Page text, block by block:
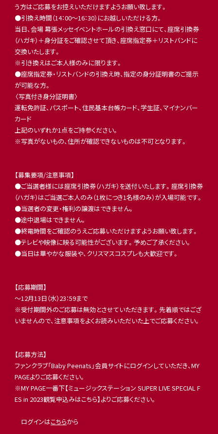
う方はご応募をお控えいただけますようお願い致します。
●引換え時間（14：00～16：30）にお越しいただける方。
当日、会場 幕張メッセイベントホールの引換え窓口にて、座席引換券
（ハガキ）＋身分証をご確認させて頂き、座席指定券＋リストバンドに
交換いたします。
※引き換えはご本人様のみに限ります。
●座席指定券・リストバンドの引換え時、指定の身分証明書のご提示
が可能な方。
〈写真付き身分証明書〉
運転免許証、パスポート、住民基本台帳カード、学生証、マイナンバー
カード
上記のいずれか1点をご持参ください。
※写真がないもの、住所が確認できないものは不可となります。
【募集要項/注意事項】
●ご当選者様には座席引換券（ハガキ）を送付いたします。座席引換券
（ハガキ）はご当選ご本人のみ（1枚につき1名様のみ）が入場可能です。
●当選者の変更・権利の譲渡はできません。
●途中退場はできません。
●終電時間をご確認のうえご応募いただけますようお願い致します。
●テレビや映像に映る可能性がございます。予めご了承ください。
●当日は華やかな服装や、クリスマスコスプレも大歓迎です。
【応募期間】
～12月13日（水）23：59まで
※受付期間外のご応募は無効とさせていただきます。先着順ではござ
いませんので、注意事項をよくお読みいただいた上でご応募ください。
【応募方法】
ファンクラブ「Baby Peenats」会員サイトにログインしていただき、MY
PAGEよりご応募ください。
※MY PAGE一番下【ミュージックステーション SUPER LIVE SPECIAL F
ES in 2023観覧申込みはこちら】よりご応募ください。
ログインはこちらから